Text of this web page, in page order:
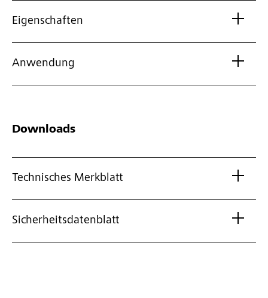
Eigenschaften
Anwendung
Downloads
Technisches Merkblatt
Sicherheitsdatenblatt